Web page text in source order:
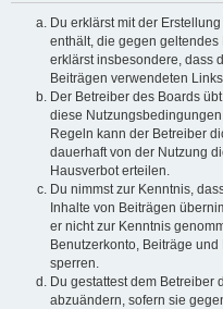
Du erklärst mit der
enthält, die gegen geltendes
erklärst insbesondere, dass
Beiträgen verwendeten
Der Betreiber des Boards
diese
Regeln kann der Betreiber
dauerhaft von der Nutzung
Hausverbot erteilen.
Du nimmst zur Kenntnis,
Inhalte von Beiträgen
er nicht zur Kenntnis
Benutzerkonto, Beiträge
sperren.
Du gestattest dem Betreiber
abzuändern, sofern sie